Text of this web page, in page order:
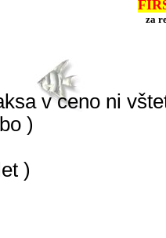
za
v ceno ni
)
)